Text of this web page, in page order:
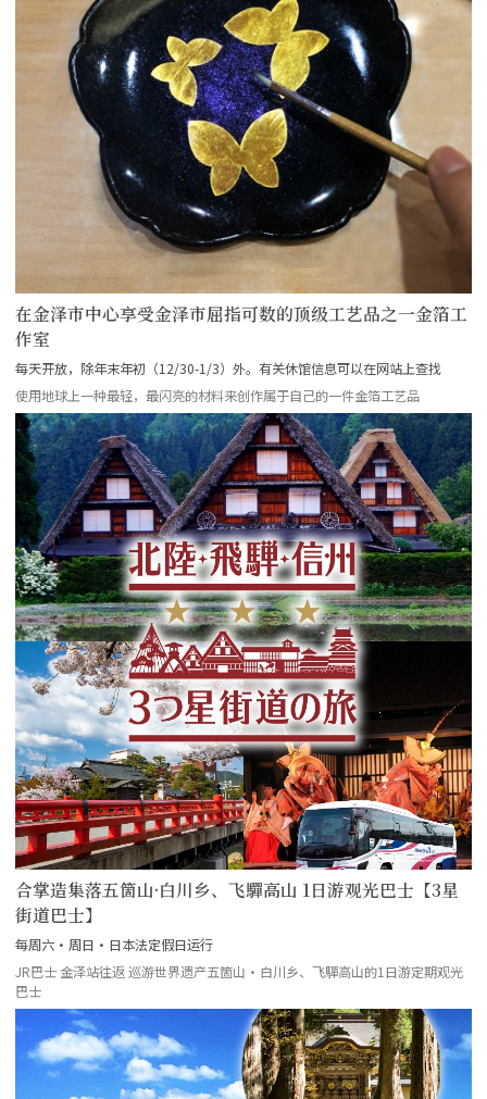
在金泽市中心享受金泽市屈指可数的顶级工艺品之一金箔工
作室
每天开放，除年末年初（12/30-1/3）外。有关休馆信息可以在网站上查找
使用地球上一种最轻，最闪亮的材料来创作属于自己的一件金箔工艺品
合掌造集落五箇山·白川乡、飞驒高山 1日游观光巴士【3星
街道巴士】
每周六・周日・日本法定假日运行
JR巴士 金泽站往返 巡游世界遗产五箇山·白川乡、飞驒高山的1日游定期观光
巴士
more